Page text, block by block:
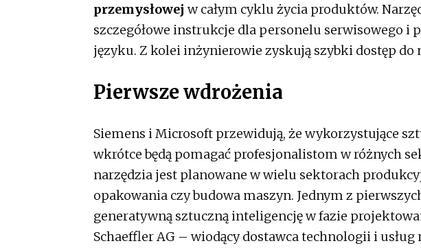
przemysłowejw całym cyklu życia produktów.
szczegółowe instrukcje dla personelu serwisowego i
języku. Z kolei inżynierowie zyskują szybki dostęp do
Pierwsze wdrożenia
Siemens i Microsoft przewidują, że wykorzystujące
wkrótce będą pomagać profesjonalistom w różnych
narzędzia jest planowane w wielu sektorach
opakowania czy budowa maszyn. Jednym z
generatywną sztuczną inteligencję w fazie
Schaeffler AG – wiodący dostawca technologii i